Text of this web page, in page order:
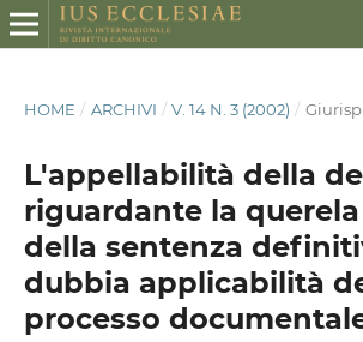
HOME / ARCHIVI / V. 14 N. 3 (2002) /
L'appellabilità della
riguardante la
della sentenza
dubbia applicabilità
processo